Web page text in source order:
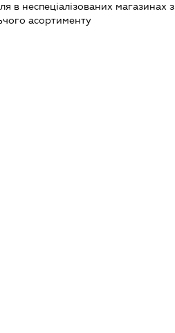
в неспеціалізованих магазинах з
асортименту